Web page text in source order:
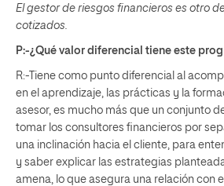
El gestor de riesgos financieros es otro
cotizados.
P:-¿Qué valor diferencial tiene este
R:-Tiene como punto diferencial al
en el aprendizaje, las prácticas y la
asesor, es mucho más que un conjunto
tomar los consultores financieros por
una inclinación hacia el cliente, para
y saber explicar las estrategias
amena, lo que asegura una relación con